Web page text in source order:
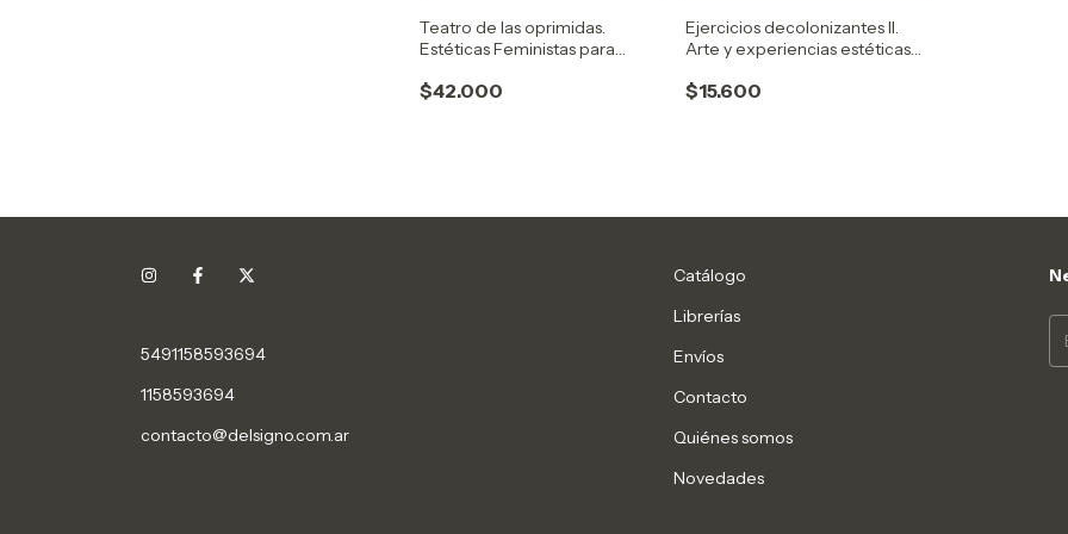
Teatro de las oprimidas.
Estéticas Feministas para
$42.000
Ejercicios decolonizantes II.
Arte y experiencias estéticas
$15.600
5491158593694
1158593694
contacto@delsigno.com.ar
Catálogo
Librerías
Envíos
Contacto
Quiénes somos
Novedades